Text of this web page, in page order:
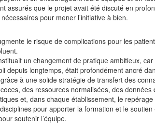
assurés que le projet avait été discuté en
pour mener l’initiative à bien.
le risque de complications pour les
un changement de pratique ambitieux, car
depuis longtemps, était profondément ancré
à une solide stratégie de transfert des
des ressources normalisées, des données
et, dans chaque établissement, le
pour apporter la formation et le
soutenir l’équipe.